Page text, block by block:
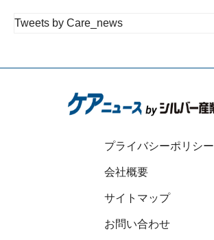
Tweets by Care_news
プライバシーポリシー
会社概要
サイトマップ
お問い合わせ